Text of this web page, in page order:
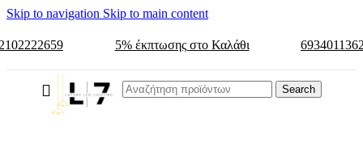
Skip to navigation Skip to main content
5% έκπτωσης στο Καλάθι
Search